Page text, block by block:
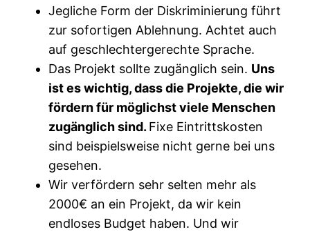
Jegliche Form der Diskriminierung führt
zur sofortigen Ablehnung. Achtet auch
auf geschlechtergerechte Sprache.
Das Projekt sollte zugänglich sein. Uns
ist es wichtig, dass die Projekte, die wir
fördern für möglichst viele Menschen
zugänglich sind. Fixe Eintrittskosten
sind beispielsweise nicht gerne bei uns
gesehen.
Wir verfördern sehr selten mehr als
2000€ an ein Projekt, da wir kein
endloses Budget haben. Und wir